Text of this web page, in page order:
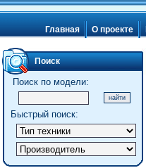
Главная О проекте
Поиск
Поиск по модели:
Быстрый поиск: